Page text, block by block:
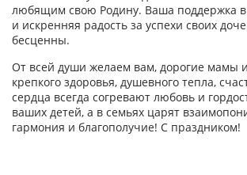
любящим свою Родину. Ваша поддержка
и искренняя радость за успехи своих
бесценны.
От всей души желаем вам, дорогие мамы
крепкого здоровья, душевного тепла,
сердца всегда согревают любовь и
ваших детей, а в семьях царят
гармония и благополучие! С праздником!